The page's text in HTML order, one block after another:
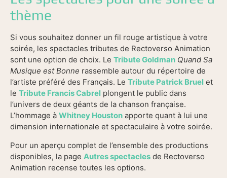
thème
Si vous souhaitez donner un fil rouge artistique à votre
soirée, les spectacles tributes de Rectoverso Animation
sont une option de choix. Le Tribute Goldman Quand Sa
Musique est Bonne rassemble autour du répertoire de
l’artiste préféré des Français. Le Tribute Patrick Bruel et
le Tribute Francis Cabrel plongent le public dans
l’univers de deux géants de la chanson française.
L’hommage à Whitney Houston apporte quant à lui une
dimension internationale et spectaculaire à votre soirée.
Pour un aperçu complet de l’ensemble des productions
disponibles, la page Autres spectacles de Rectoverso
Animation recense toutes les options.